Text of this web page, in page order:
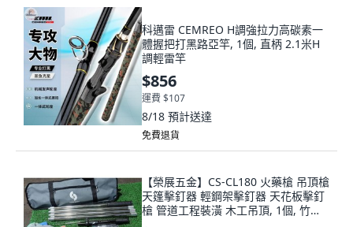
科邁雷 CEMREO H調強拉力高碳素一
體握把打黑路亞竿, 1個, 直柄 2.1米H
調輕雷竿
$856
運費 $107
8/18 預計送達
免費退貨
【榮展五金】CS-CL180 火藥槍 吊頂槍
天篷擊釘器 輕鋼架擊釘器 天花板擊釘
槍 管道工程裝潢 木工吊頂, 1個, 竹竿